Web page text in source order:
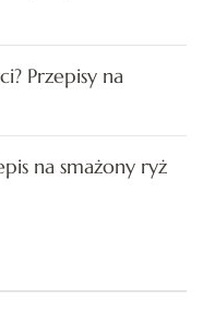
Przepisy na
na smażony ryż